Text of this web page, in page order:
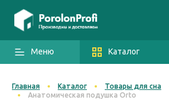
Меню Каталог
Главная Каталог Товары для сна
Анатомическая подушка Orto